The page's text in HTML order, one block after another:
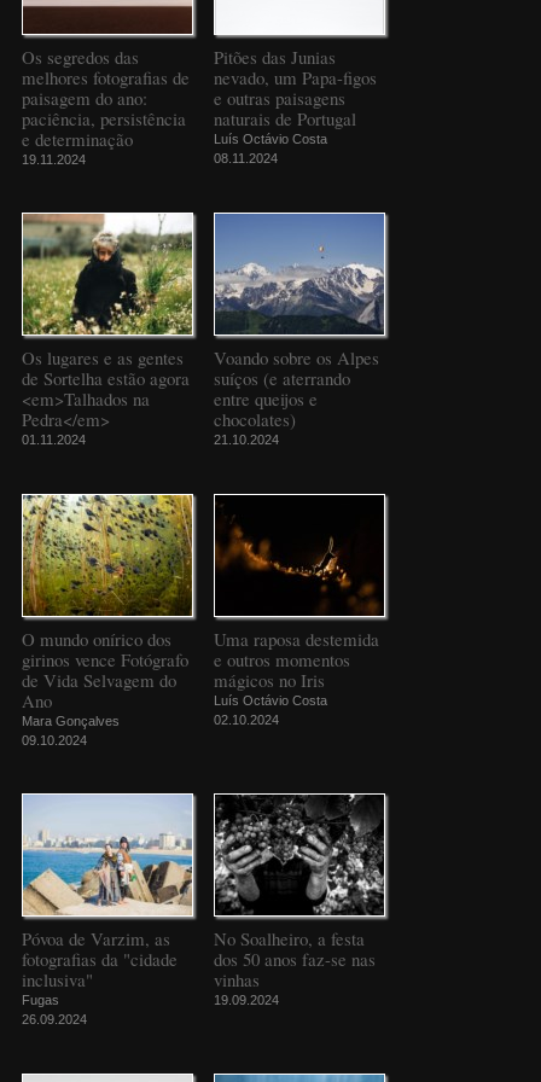
Os segredos das
melhores fotografias de
paisagem do ano:
paciência, persistência
e determinação
19.11.2024
Pitões das Junias
nevado, um Papa-figos
e outras paisagens
naturais de Portugal
Luís Octávio Costa
08.11.2024
Os lugares e as gentes
de Sortelha estão agora
<em>Talhados na
Pedra</em>
01.11.2024
Voando sobre os Alpes
suíços (e aterrando
entre queijos e
chocolates)
21.10.2024
O mundo onírico dos
girinos vence Fotógrafo
de Vida Selvagem do
Ano
Mara Gonçalves
09.10.2024
Uma raposa destemida
e outros momentos
mágicos no Iris
Luís Octávio Costa
02.10.2024
Póvoa de Varzim, as
fotografias da "cidade
inclusiva"
Fugas
26.09.2024
No Soalheiro, a festa
dos 50 anos faz-se nas
vinhas
19.09.2024